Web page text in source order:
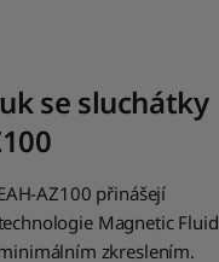
se sluchátky
AZ100 přinášejí
Magnetic Fluid
zkreslením.